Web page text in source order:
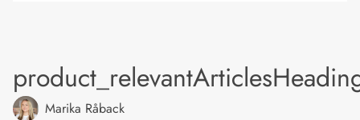
Marika Råback